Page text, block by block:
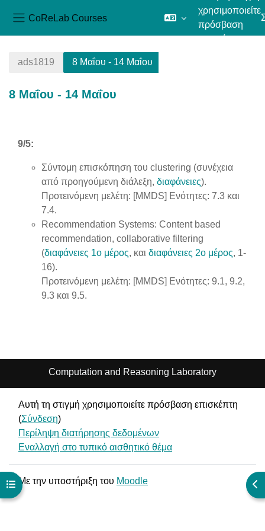
CoReLab Courses
χρησιμοποιείτε
πρόσβαση
επισκέπτη
Άνοιγμα ευρετηρίου μαθήματος
ads1819 8 Μαΐου - 14 Μαΐου
8 Μαΐου - 14 Μαΐου
9/5:
Σύντομη επισκόπηση του clustering (συνέχεια
από προηγούμενη διάλεξη, διαφάνειες).
Προτεινόμενη μελέτη: [MMDS] Ενότητες: 7.3 και
7.4.
Recommendation Systems: Content based
recommendation, collaborative filtering
(διαφάνειες 1ο μέρος, και διαφάνειες 2ο μέρος, 1-
16).
Προτεινόμενη μελέτη: [MMDS] Ενότητες: 9.1, 9.2,
9.3 και 9.5.
Computation and Reasoning Laboratory
Αυτή τη στιγμή χρησιμοποιείτε πρόσβαση επισκέπτη
(Σύνδεση)
Περίληψη διατήρησης δεδομένων
Εναλλαγή στο τυπικό αισθητικό θέμα
Με την υποστήριξη του Moodle